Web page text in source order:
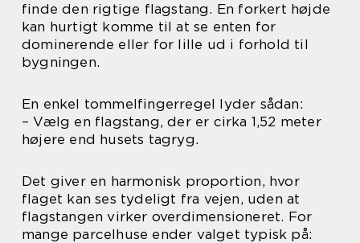
finde den rigtige flagstang. En forkert højde
kan hurtigt komme til at se enten for
dominerende eller for lille ud i forhold til
bygningen.
En enkel tommelfingerregel lyder sådan:
– Vælg en flagstang, der er cirka 1,52 meter
højere end husets tagryg.
Det giver en harmonisk proportion, hvor
flaget kan ses tydeligt fra vejen, uden at
flagstangen virker overdimensioneret. For
mange parcelhuse ender valget typisk på: